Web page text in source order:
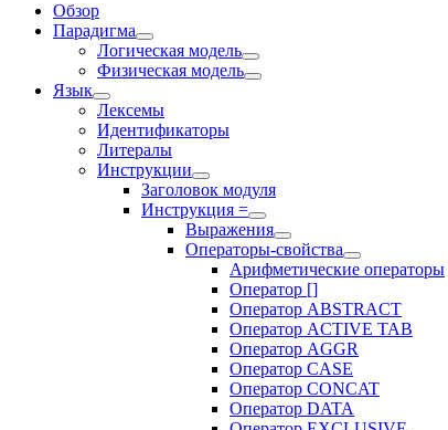
Обзор
Парадигма
Логическая модель
Физическая модель
Язык
Лексемы
Идентификаторы
Литералы
Инструкции
Заголовок модуля
Инструкция =
Выражения
Операторы-свойства
Арифметические операторы
Оператор []
Оператор ABSTRACT
Оператор ACTIVE TAB
Оператор AGGR
Оператор CASE
Оператор CONCAT
Оператор DATA